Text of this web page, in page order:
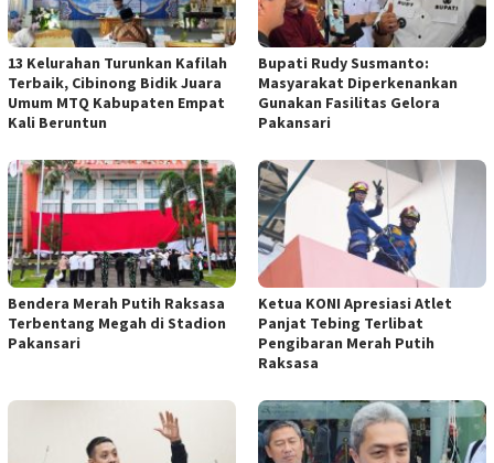
13 Kelurahan Turunkan Kafilah
Terbaik, Cibinong Bidik Juara
Umum MTQ Kabupaten Empat
Kali Beruntun
Bupati Rudy Susmanto:
Masyarakat Diperkenankan
Gunakan Fasilitas Gelora
Pakansari
Bendera Merah Putih Raksasa
Terbentang Megah di Stadion
Pakansari
Ketua KONI Apresiasi Atlet
Panjat Tebing Terlibat
Pengibaran Merah Putih
Raksasa